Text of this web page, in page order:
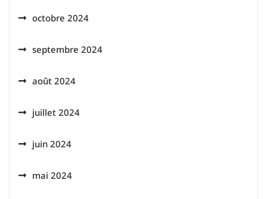
octobre 2024
septembre 2024
août 2024
juillet 2024
juin 2024
mai 2024